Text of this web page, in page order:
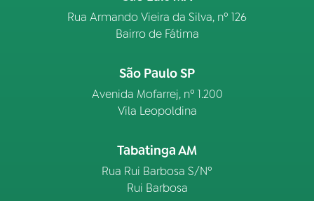
Rua Armando Vieira da Silva, nº 126
Bairro de Fátima
São Paulo SP
Avenida Mofarrej, nº 1.200
Vila Leopoldina
Tabatinga AM
Rua Rui Barbosa S/Nº
Rui Barbosa